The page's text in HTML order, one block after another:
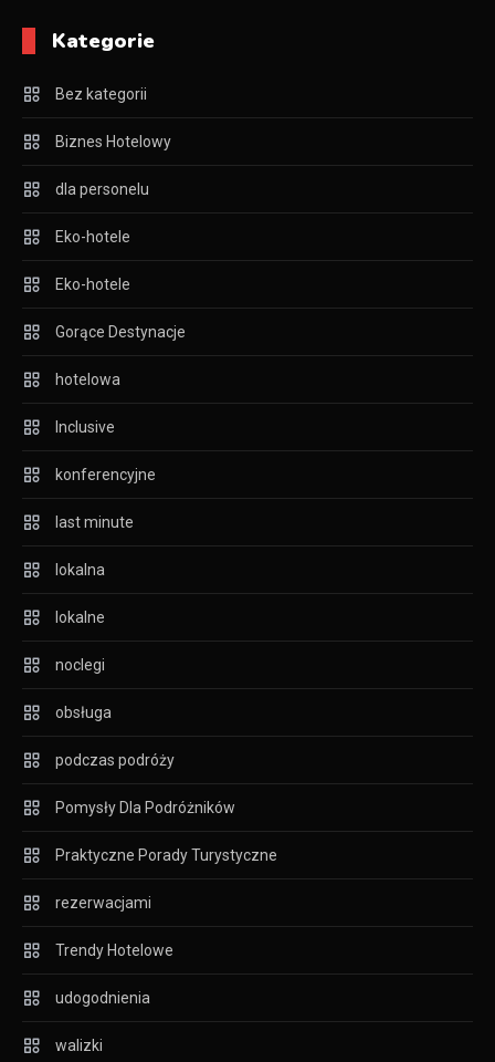
Kategorie
Bez kategorii
Biznes Hotelowy
dla personelu
Eko-hotele
Eko-hotele
Gorące Destynacje
hotelowa
Inclusive
konferencyjne
last minute
lokalna
lokalne
noclegi
obsługa
podczas podróży
Pomysły Dla Podróżników
Praktyczne Porady Turystyczne
rezerwacjami
Trendy Hotelowe
udogodnienia
walizki